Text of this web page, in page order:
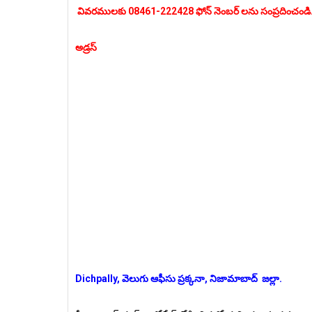
వివరములకు 08461-222428 ఫోన్ నెంబర్ లను
అడ్రస్
Dichpally, వెలుగు ఆఫీసు ప్రక్కనా, నిజామాబాద్ జల్లా.